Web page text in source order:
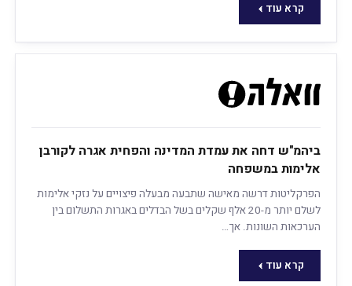
קרא עוד
ביהמ"ש דחה את עמדת המדינה והפחית אגרה לקורבן
אלימות במשפחה
הפרקליטות דרשה מאישה שתבעה מבעלה פיצויים על נזקי אלימות
לשלם יותר מ-20 אלף שקלים בשל הבדלים באגרות התשלום בין
הערכאות השונות. אך…
קרא עוד